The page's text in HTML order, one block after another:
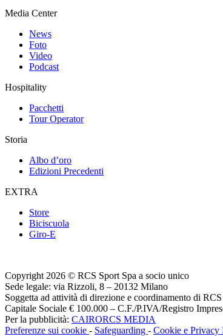
Media Center
News
Foto
Video
Podcast
Hospitality
Pacchetti
Tour Operator
Storia
Albo d’oro
Edizioni Precedenti
EXTRA
Store
Biciscuola
Giro-E
Copyright 2026 © RCS Sport Spa a socio unico
Sede legale: via Rizzoli, 8 – 20132 Milano
Soggetta ad attività di direzione e coordinamento di
Capitale Sociale € 100.000 – C.F./P.IVA/Registro
Per la pubblicità: CAIRORCS MEDIA
Preferenze sui cookie - Safeguarding - Cookie e Privacy